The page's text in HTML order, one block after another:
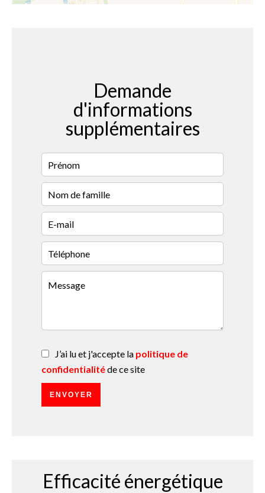
Demande
d'informations
supplémentaires
J’ai lu et j'accepte la politique de
confidentialitéde ce site
ENVOYER
Efficacité énergétique